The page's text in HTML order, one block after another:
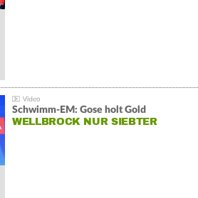
Schwimm-EM: Gose holt Gold
WELLBROCK NUR SIEBTER